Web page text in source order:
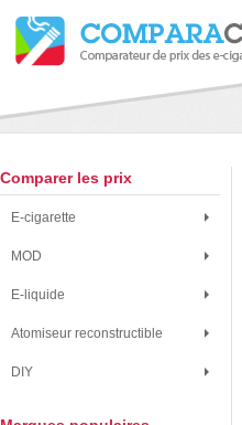
Comparer les prix
E-cigarette
MOD
E-liquide
Atomiseur reconstructible
DIY